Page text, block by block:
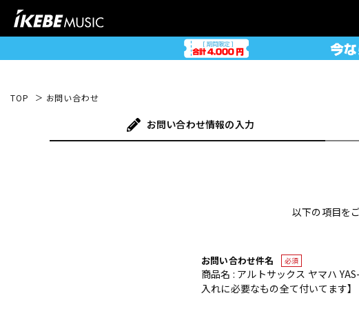
TOP お問い合わせ
お問い合わせ情報の入力
以下の項目を
お問い合わせ件名 必須
商品名 : アルトサックス ヤマハ
入れに必要なもの全て付いてます